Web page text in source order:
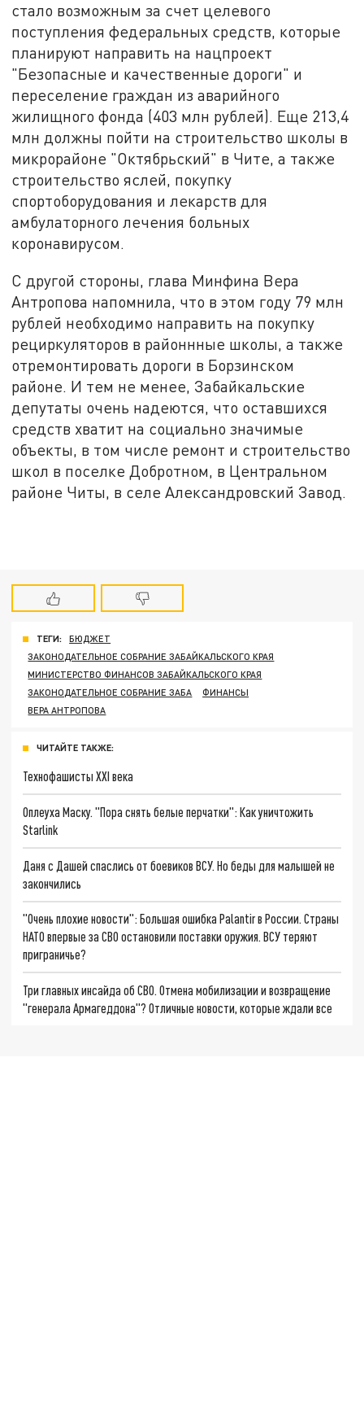
стало возможным за счет целевого
поступления федеральных средств, которые
планируют направить на нацпроект
"Безопасные и качественные дороги" и
переселение граждан из аварийного
жилищного фонда (403 млн рублей). Еще 213,4
млн должны пойти на строительство школы в
микрорайоне "Октябрьский" в Чите, а также
строительство яслей, покупку
спортоборудования и лекарств для
амбулаторного лечения больных
коронавирусом.
С другой стороны, глава Минфина Вера
Антропова напомнила, что в этом году 79 млн
рублей необходимо направить на покупку
рециркуляторов в районнные школы, а также
отремонтировать дороги в Борзинском
районе. И тем не менее, Забайкальские
депутаты очень надеются, что оставшихся
средств хватит на социально значимые
объекты, в том числе ремонт и строительство
школ в поселке Добротном, в Центральном
районе Читы, в селе Александровский Завод.
ТЕГИ:
БЮДЖЕТ
ЗАКОНОДАТЕЛЬНОЕ СОБРАНИЕ ЗАБАЙКАЛЬСКОГО КРАЯ
МИНИСТЕРСТВО ФИНАНСОВ ЗАБАЙКАЛЬСКОГО КРАЯ
ЗАКОНОДАТЕЛЬНОЕ СОБРАНИЕ ЗАБА
ФИНАНСЫ
ВЕРА АНТРОПОВА
ЧИТАЙТЕ ТАКЖЕ:
Технофашисты XXI века
Оплеуха Маску. "Пора снять белые перчатки": Как уничтожить
Starlink
Даня с Дашей спаслись от боевиков ВСУ. Но беды для малышей не
закончились
"Очень плохие новости": Большая ошибка Palantir в России. Страны
НАТО впервые за СВО остановили поставки оружия. ВСУ теряют
приграничье?
Три главных инсайда об СВО. Отмена мобилизации и возвращение
"генерала Армагеддона"? Отличные новости, которые ждали все